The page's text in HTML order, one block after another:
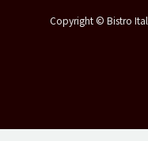
Copyright © Bistro